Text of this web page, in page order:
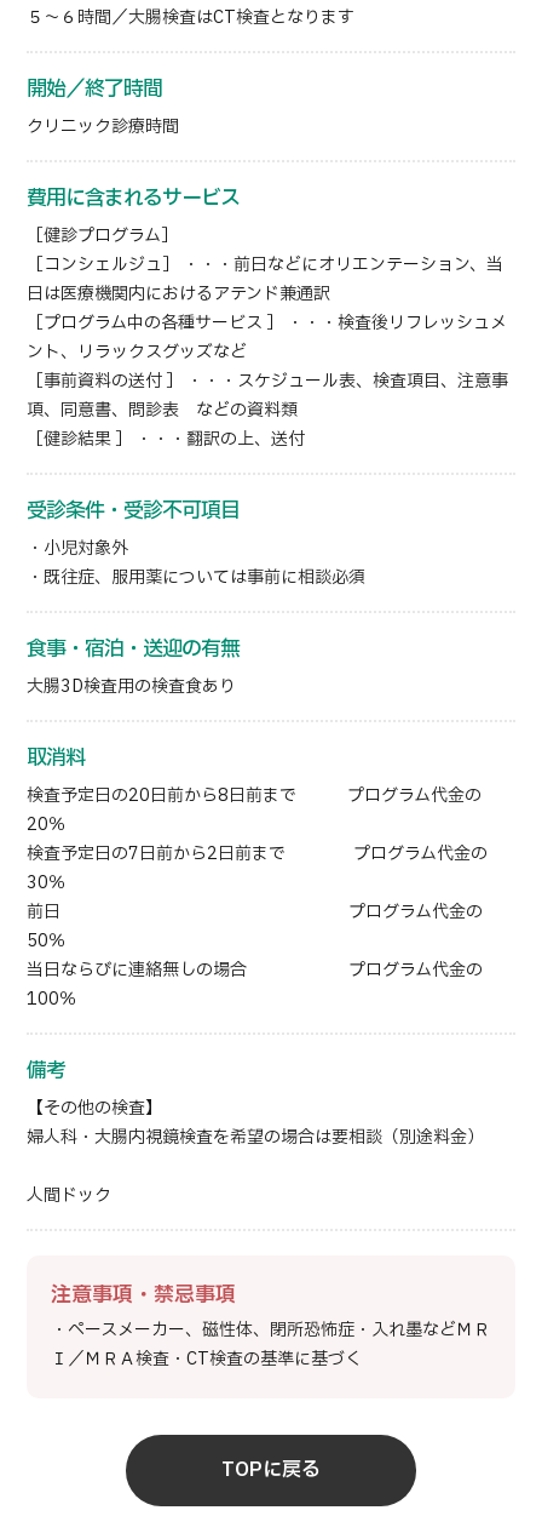
５～６時間／大腸検査はCT検査となります
開始／終了時間
クリニック診療時間
費用に含まれるサービス
［健診プログラム］
［コンシェルジュ］ ・・・前日などにオリエンテーション、当
日は医療機関内におけるアテンド兼通訳
［プログラム中の各種サービス ］ ・・・検査後リフレッシュメ
ント、リラックスグッズなど
［事前資料の送付 ］ ・・・スケジュール表、検査項目、注意事
項、同意書、問診表 などの資料類
［健診結果 ］ ・・・翻訳の上、送付
受診条件・受診不可項目
・小児対象外
・既往症、服用薬については事前に相談必須
食事・宿泊・送迎の有無
大腸3D検査用の検査食あり
取消料
検査予定日の20日前から8日前まで プログラム代金の
20％
検査予定日の7日前から2日前まで プログラム代金の
30％
前日 プログラム代金の
50％
当日ならびに連絡無しの場合 プログラム代金の
100％
備考
【その他の検査】
婦人科・大腸内視鏡検査を希望の場合は要相談（別途料金）
人間ドック
注意事項・禁忌事項
・ペースメーカー、磁性体、閉所恐怖症・入れ墨などＭＲ
Ｉ／ＭＲＡ検査・CT検査の基準に基づく
TOPに戻る